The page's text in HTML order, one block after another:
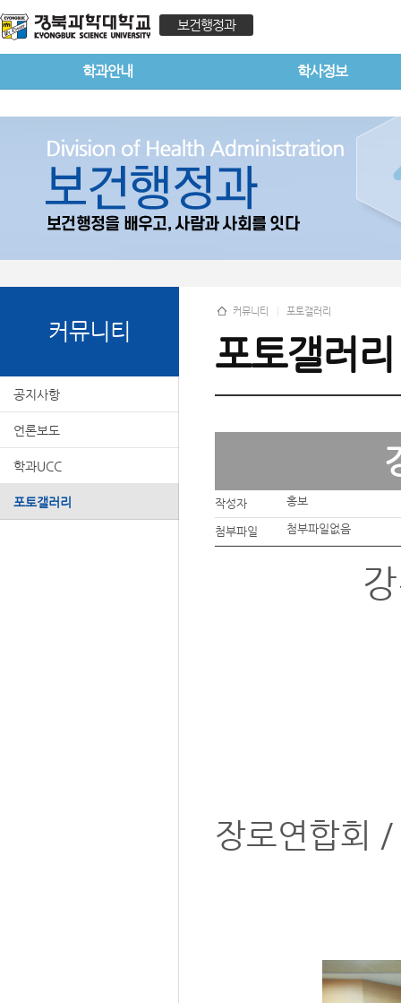
보건행정과
학과안내 학사정보
커뮤니티
공지사항
언론보도
학과UCC
포토갤러리
커뮤니티 포토갤러리
포토갤러리
작성자 홍보
첨부파일 첨부파일없음
강찬
장로연합회